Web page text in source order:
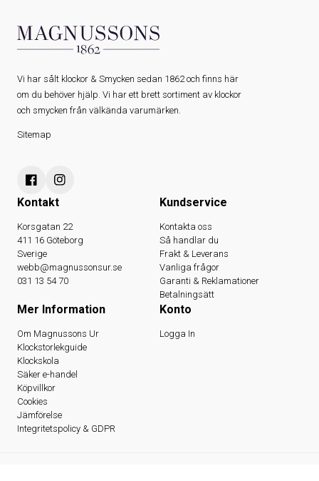
Vi har sålt klockor & Smycken sedan 1862 och finns här
om du behöver hjälp. Vi har ett brett sortiment av klockor
och smycken från välkända varumärken.
Sitemap
Kontakt
Korsgatan 22
411 16 Göteborg
Sverige
webb@magnussonsur.se
031 13 54 70
Kundservice
Kontakta oss
Så handlar du
Frakt & Leverans
Vanliga frågor
Garanti & Reklamationer
Betalningsätt
Mer Information
Om Magnussons Ur
Klockstorlekguide
Klockskola
Säker e-handel
Köpvillkor
Cookies
Jämförelse
Integritetspolicy & GDPR
Konto
Logga In